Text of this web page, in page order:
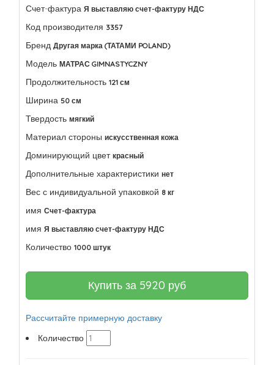
Счет-фактура Я выставляю счет-фактуру НДС
Код производителя 3357
Бренд Другая марка (ТАТАМИ POLAND)
Модель МАТРАС GIMNASTYCZNY
Продолжительность 121 см
Ширина 50 см
Твердость мягкий
Материал стороны искусственная кожа
Доминирующий цвет красный
Дополнительные характеристики нет
Вес с индивидуальной упаковкой 8 кг
имя Счет-фактура
имя Я выставляю счет-фактуру НДС
Количество 1000 штук
Купить за 5920 руб
Рассчитайте примерную доставку
Количество